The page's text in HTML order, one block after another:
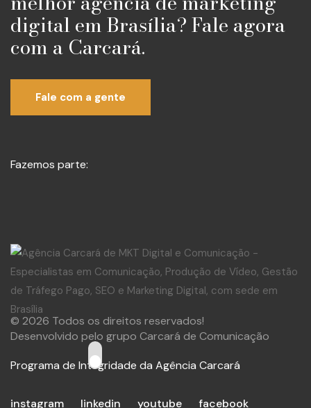
digital em Brasília? Fale agora
com a Carcará.
Fale com a gente
Fazemos parte:
© 2026 Todos os direitos reservados!
Desenvolvido pelo grupo Carcará de Comunicação
Programa de Integridade da Agência Carcará
instagram linkedin youtube facebook